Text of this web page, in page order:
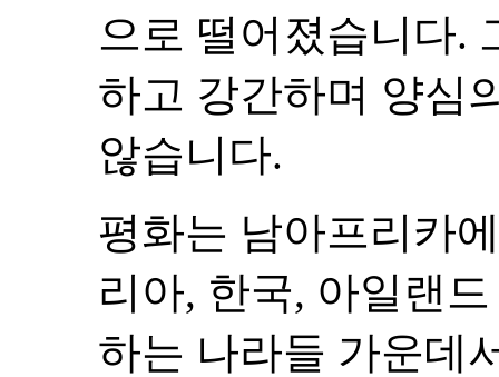
으로 떨어졌습니다.
하고 강간하며 양심
않습니다.
평화는 남아프리카
리아, 한국, 아일랜
하는 나라들 가운데